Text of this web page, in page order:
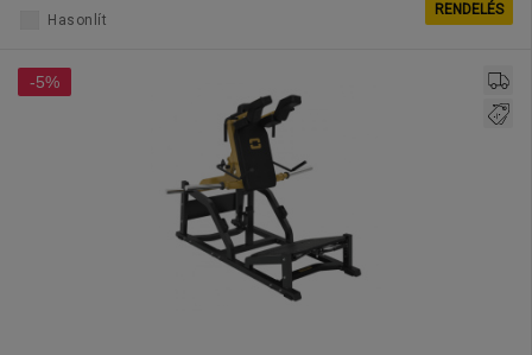
RENDELÉS
Hasonlít
-5%